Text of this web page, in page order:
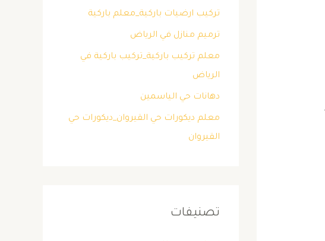
تركيب ارضيات باركية_معلم باركية
ترميم منازل في الرياض
معلم تركيب باركية_تركيب باركية في
الرياض
دهانات حي الياسمين
معلم ديكورات حي القيروان_ديكورات حي
القيروان
تصنيفات